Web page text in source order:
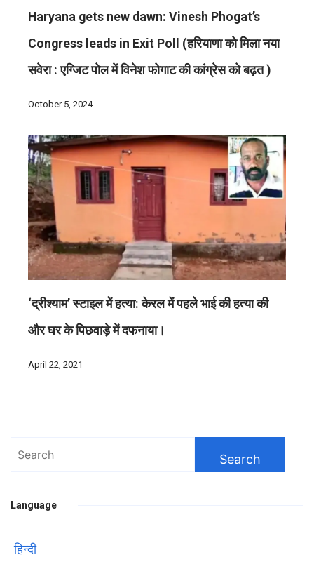
Haryana gets new dawn: Vinesh Phogat’s
Congress leads in Exit Poll (हरियाणा को मिला नया
सवेरा : एग्जिट पोल में विनेश फोगाट की कांग्रेस को बढ़त )
October 5, 2024
‘द्रीश्याम’ स्टाइल में हत्या: केरल में पहले भाई की हत्या की
और घर के पिछवाड़े में दफनाया।
April 22, 2021
Search
Language
हिन्दी